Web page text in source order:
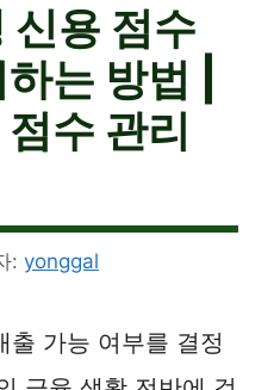
신용 점수
는 방법 |
수 관리
: yonggal
출 가능 여부를 결정